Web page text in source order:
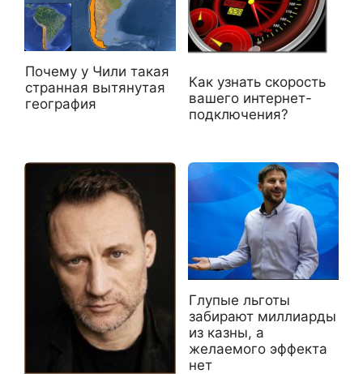
Почему у Чили такая
странная вытянутая
география
Как узнать скорость
вашего интернет-
подключения?
Глупые льготы
забирают миллиарды
из казны, а
желаемого эффекта
нет